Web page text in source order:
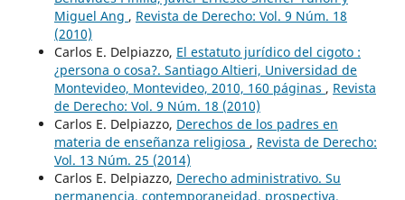
Miguel Ang , Revista de Derecho: Vol. 9 Núm. 18
(2010)
Carlos E. Delpiazzo, El estatuto jurídico del cigoto :
¿persona o cosa?. Santiago Altieri, Universidad de
Montevideo, Montevideo, 2010, 160 páginas , Revista
de Derecho: Vol. 9 Núm. 18 (2010)
Carlos E. Delpiazzo, Derechos de los padres en
materia de enseñanza religiosa , Revista de Derecho:
Vol. 13 Núm. 25 (2014)
Carlos E. Delpiazzo, Derecho administrativo. Su
permanencia, contemporaneidad, prospectiva.